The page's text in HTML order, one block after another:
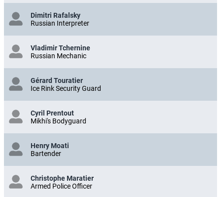
Dimitri Rafalsky
Russian Interpreter
Vladimir Tchernine
Russian Mechanic
Gérard Touratier
Ice Rink Security Guard
Cyril Prentout
Mikhi's Bodyguard
Henry Moati
Bartender
Christophe Maratier
Armed Police Officer